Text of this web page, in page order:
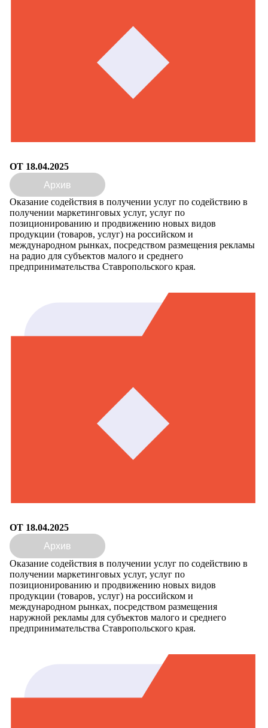
ОТ 18.04.2025
Архив
Оказание содействия в получении услуг по содействию в
получении маркетинговых услуг, услуг по
позиционированию и продвижению новых видов
продукции (товаров, услуг) на российском и
международном рынках, посредством размещения рекламы
на радио для субъектов малого и среднего
предпринимательства Ставропольского края.
ОТ 18.04.2025
Архив
Оказание содействия в получении услуг по содействию в
получении маркетинговых услуг, услуг по
позиционированию и продвижению новых видов
продукции (товаров, услуг) на российском и
международном рынках, посредством размещения
наружной рекламы для субъектов малого и среднего
предпринимательства Ставропольского края.